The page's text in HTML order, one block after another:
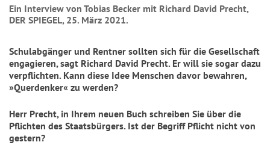
Ein Interview von Tobias Becker mit Richard David Precht,
DER SPIEGEL, 25. März 2021.
Schulabgänger und Rentner sollten sich für die Gesellschaft
engagieren, sagt Richard David Precht. Er will sie sogar dazu
verpflichten. Kann diese Idee Menschen davor bewahren,
»Querdenker« zu werden?
Herr Precht, in Ihrem neuen Buch schreiben Sie über die
Pflichten des Staatsbürgers. Ist der Begriff Pflicht nicht von
gestern?